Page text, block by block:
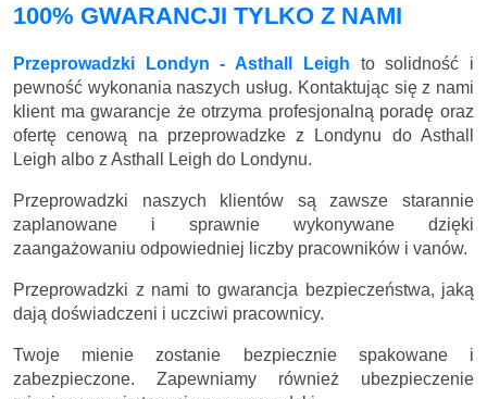
100% GWARANCJI TYLKO Z NAMI
Przeprowadzki Londyn - Asthall Leigh to solidność i
pewność wykonania naszych usług. Kontaktując się z nami
klient ma gwarancje że otrzyma profesjonalną poradę oraz
ofertę cenową na przeprowadzke z Londynu do Asthall
Leigh albo z Asthall Leigh do Londynu.
Przeprowadzki naszych klientów są zawsze starannie
zaplanowane i sprawnie wykonywane dzięki
zaangażowaniu odpowiedniej liczby pracowników i vanów.
Przeprowadzki z nami to gwarancja bezpieczeństwa, jaką
dają doświadczeni i uczciwi pracownicy.
Twoje mienie zostanie bezpiecznie spakowane i
zabezpieczone. Zapewniamy również ubezpieczenie